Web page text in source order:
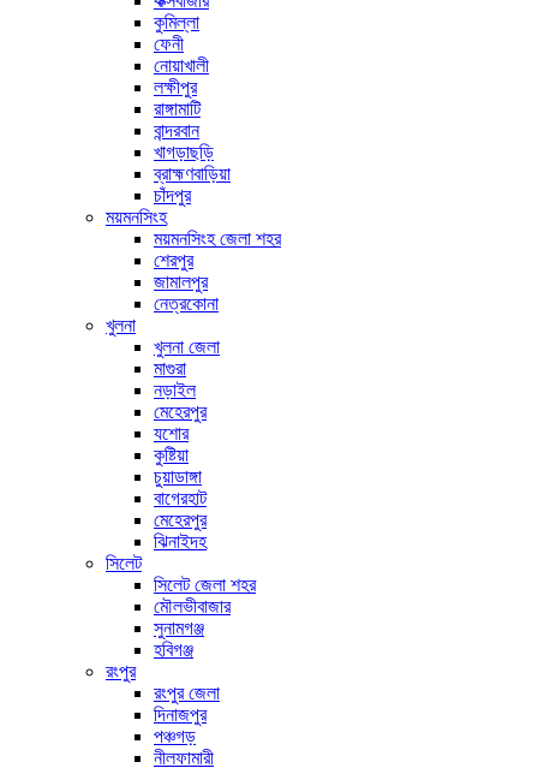
কুমিল্লা
ফেনী
নোয়াখালী
লক্ষীপুর
রাঙ্গামাটি
বান্দরবান
খাগড়াছড়ি
ব্রাহ্মণবাড়িয়া
চাঁদপুর
ময়মনসিংহ
ময়মনসিংহ জেলা শহর
শেরপুর
জামালপুর
নেত্রকোনা
খুলনা
খুলনা জেলা
মাগুরা
নড়াইল
মেহেরপুর
যশোর
কুষ্টিয়া
চুয়াডাঙ্গা
বাগেরহাট
মেহেরপুর
ঝিনাইদহ
সিলেট
সিলেট জেলা শহর
মৌলভীবাজার
সুনামগঞ্জ
হবিগঞ্জ
রংপুর
রংপুর জেলা
দিনাজপুর
পঞ্চগড়
নীলফামারী